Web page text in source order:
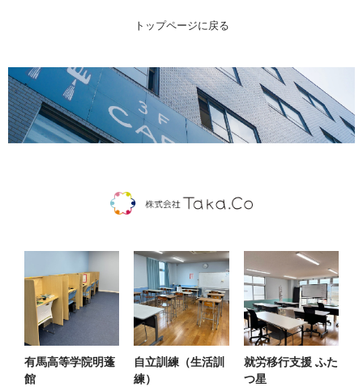
トップページに戻る
有馬高等学院明蓬
館
自立訓練（生活訓
練）
就労移行支援 ふた
つ星